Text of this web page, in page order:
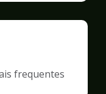
frequentes